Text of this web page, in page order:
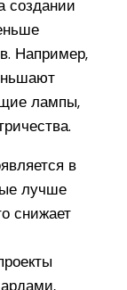
создании
Например,
лампы,
в
лучше
снижает